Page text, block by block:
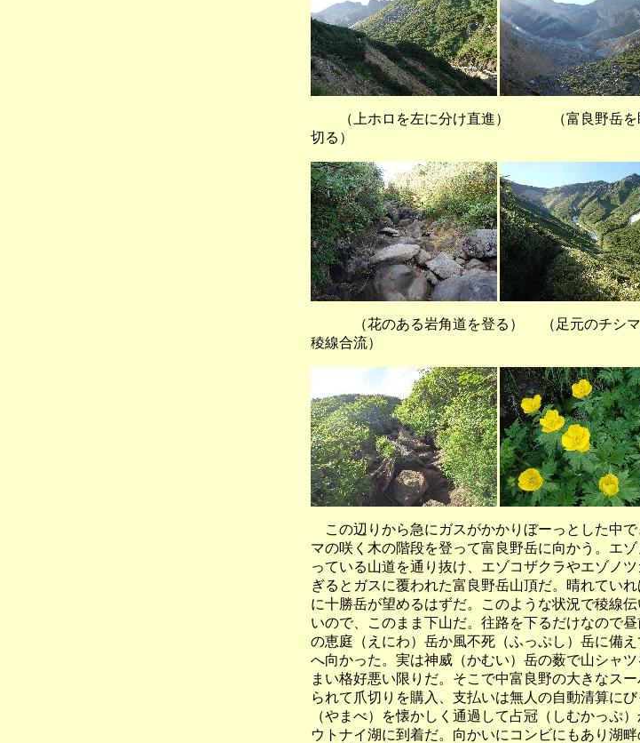
（上ホロを左に分け直進） （富良野
切る）
（花のある岩角道を登る） （足元のチシマ
稜線合流）
この辺りから急にガスがかかりぼーっとした中
マの咲く木の階段を登って富良野岳に向かう。エ
っている山道を通り抜け、エゾコザクラやエゾノ
ぎるとガスに覆われた富良野岳山頂だ。晴れてい
に十勝岳が望めるはずだ。このような状況で稜線
いので、このまま下山だ。往路を下るだけなので
の恵庭（えにわ）岳か風不死（ふっぷし）岳に備
へ向かった。実は神威（かむい）岳の薮で山シャ
まい格好悪い限りだ。そこで中富良野の大きなス
られて爪切りを購入、支払いは無人の自動清算に
（やまべ）を懐かしく通過して占冠（しむかっぷ
ウトナイ湖に到着だ。向かいにコンビにもあり湖畔